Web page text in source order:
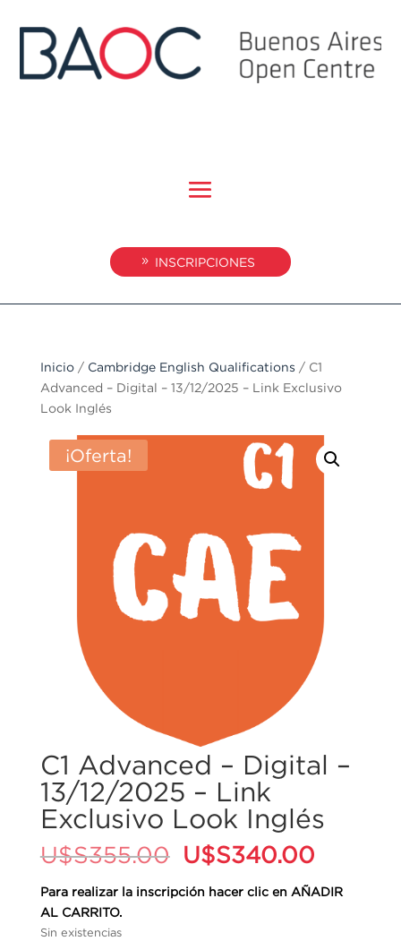
INSCRIPCIONES
Inicio/ Cambridge English Qualifications / C1
Advanced – Digital – 13/12/2025 – Link Exclusivo
Look Inglés
¡Oferta!
C1 Advanced – Digital –
13/12/2025 – Link
Exclusivo Look Inglés
U$S355.00 El
precio
original
U$S340.00El
actual
Para realizar la inscripción hacer clic en AÑADIR
AL CARRITO.
Sin existencias